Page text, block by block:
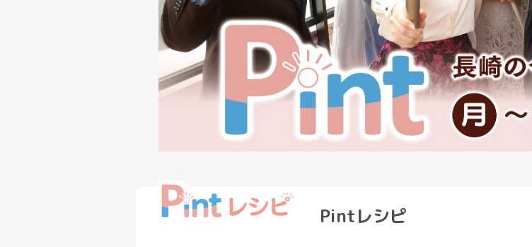
Pintレシピ